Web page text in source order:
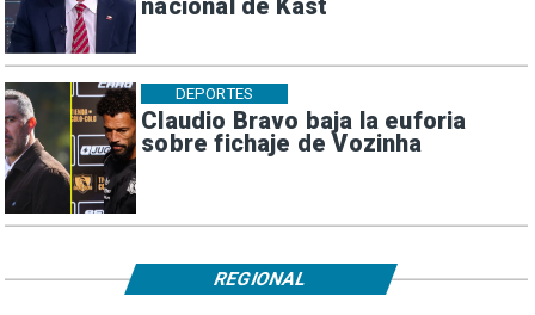
nacional de Kast
Claudio Bravo baja la euforia
sobre fichaje de Vozinha
DEPORTES
REGIONAL